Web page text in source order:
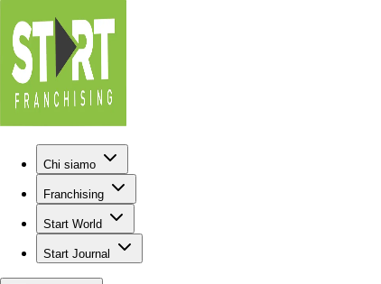
Chi siamo
Franchising
Start World
Start Journal